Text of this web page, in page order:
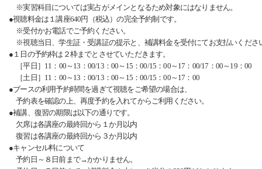
※実習科目については実占がメインとなるため対象にはなりません。
●視聴料金は１講座640円（税込）の完全予約制です。
※受付かお電話でご予約ください。
※視聴当日、学生証・受講証の提示と、補講料金を受付にてお支払いくださ
●１日の予約枠は２枠までとさせていただきます。
［平日］11：00～13：00/13：00～15：00/15：00～17：00/17：00～19：00
［土日］11：00～13：00/13：00～15：00/15：00～17：00
●ブースの利用予約時間を過ぎて視聴をご希望の場合は、
予約表を確認の上、再度予約を入れてからご利用ください。
●補講、復習の期限は以下の通りです。
欠席は各講座の最終回から１か月以内
復習は各講座の最終回から３か月以内
●キャンセル料について
予約日～８日前まで→かかりません。